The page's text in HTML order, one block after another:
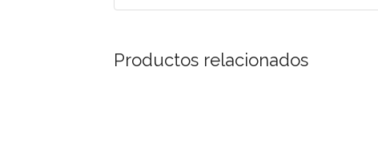
Productos relacionados